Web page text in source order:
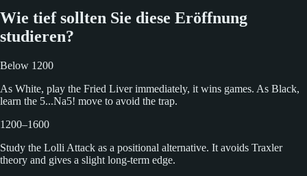
Wie tief sollten Sie diese Eröffnung
studieren?
Below 1200
As White, play the Fried Liver immediately, it wins games. As Black,
learn the 5...Na5! move to avoid the trap.
1200–1600
Study the Lolli Attack as a positional alternative. It avoids Traxler
theory and gives a slight long-term edge.